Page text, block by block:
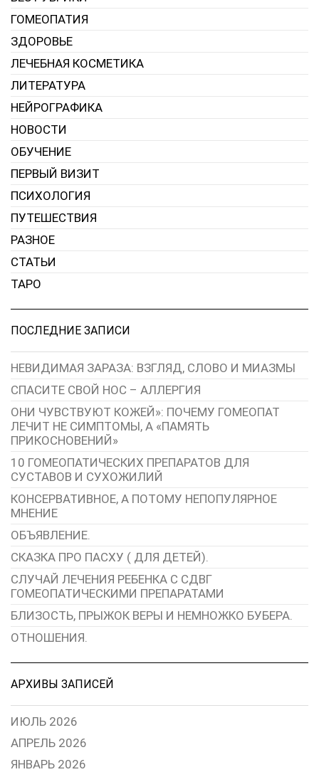
ГОМЕОПАТИЯ
ЗДОРОВЬЕ
ЛЕЧЕБНАЯ КОСМЕТИКА
ЛИТЕРАТУРА
НЕЙРОГРАФИКА
НОВОСТИ
ОБУЧЕНИЕ
ПЕРВЫЙ ВИЗИТ
ПСИХОЛОГИЯ
ПУТЕШЕСТВИЯ
РАЗНОЕ
СТАТЬИ
ТАРО
ПОСЛЕДНИЕ ЗАПИСИ
НЕВИДИМАЯ ЗАРАЗА: ВЗГЛЯД, СЛОВО И МИАЗМЫ
СПАСИТЕ СВОЙ НОС – АЛЛЕРГИЯ
ОНИ ЧУВСТВУЮТ КОЖЕЙ»: ПОЧЕМУ ГОМЕОПАТ
ЛЕЧИТ НЕ СИМПТОМЫ, А «ПАМЯТЬ
ПРИКОСНОВЕНИЙ»
10 ГОМЕОПАТИЧЕСКИХ ПРЕПАРАТОВ ДЛЯ
СУСТАВОВ И СУХОЖИЛИЙ
КОНСЕРВАТИВНОЕ, А ПОТОМУ НЕПОПУЛЯРНОЕ
МНЕНИЕ
ОБЪЯВЛЕНИЕ.
СКАЗКА ПРО ПАСХУ ( ДЛЯ ДЕТЕЙ).
СЛУЧАЙ ЛЕЧЕНИЯ РЕБЕНКА С СДВГ
ГОМЕОПАТИЧЕСКИМИ ПРЕПАРАТАМИ
БЛИЗОСТЬ, ПРЫЖОК ВЕРЫ И НЕМНОЖКО БУБЕРА.
ОТНОШЕНИЯ.
АРХИВЫ ЗАПИСЕЙ
ИЮЛЬ 2026
АПРЕЛЬ 2026
ЯНВАРЬ 2026